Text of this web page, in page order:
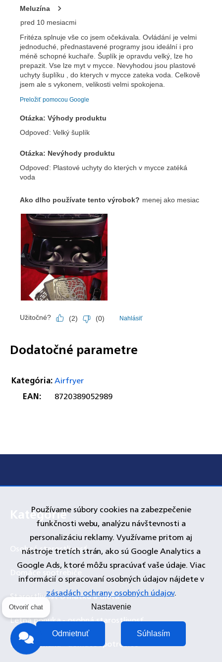
Používame súbory cookies na zabezpečenie
funkčnosti webu, analýzu návštevnosti a
personalizáciu reklamy. Využívame pritom aj
nástroje tretích strán, ako sú Google Analytics a
Google Ads, ktoré môžu spracúvať vaše údaje. Viac
informácií o spracovaní osobných údajov nájdete v
zásadách ochrany osobných údajov.
Nastavenie
Odmietnuť Súhlasím
Dodatočné parametre
Kategória:Airfryer
EAN: 8720389052989
Zápätie
Kategórie
Osobná starostlivosť
Domáce spotrebiče
Starostlivosť o matku a dieťa
Letná ponuka - osobná starostlivosť
Letná ponuka - domáce spotrebiče